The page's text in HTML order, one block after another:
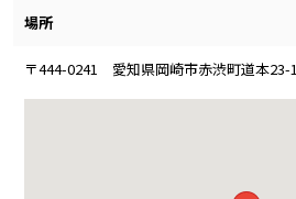
場所
〒444-0241 愛知県岡崎市赤渋町道本23-1